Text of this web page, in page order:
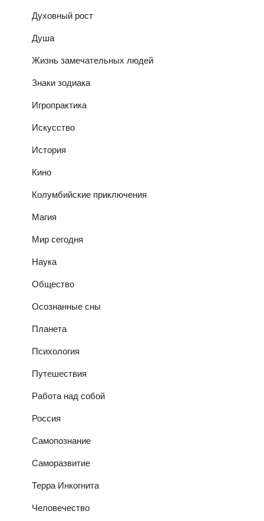
Духовный рост
Душа
Жизнь замечательных людей
Знаки зодиака
Игропрактика
Искусство
История
Кино
Колумбийские приключения
Магия
Мир сегодня
Наука
Общество
Осознанные сны
Планета
Психология
Путешествия
Работа над собой
Россия
Самопознание
Саморазвитие
Терра Инкогнита
Человечество